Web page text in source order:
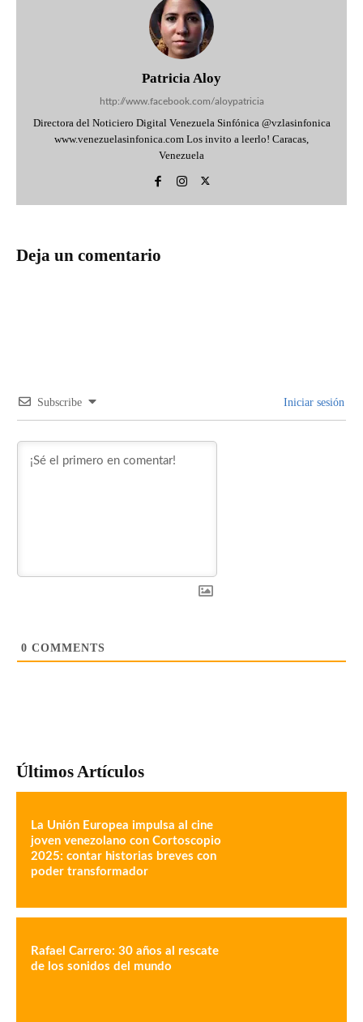
Patricia Aloy
http://www.facebook.com/aloypatricia
Directora del Noticiero Digital Venezuela Sinfónica @vzlasinfonica
www.venezuelasinfonica.com Los invito a leerlo! Caracas,
Venezuela
Deja un comentario
Subscribe Iniciar sesión
0 COMMENTS
Últimos Artículos
La Unión Europea impulsa al cine
joven venezolano con Cortoscopio
2025: contar historias breves con
poder transformador
Rafael Carrero: 30 años al rescate
de los sonidos del mundo